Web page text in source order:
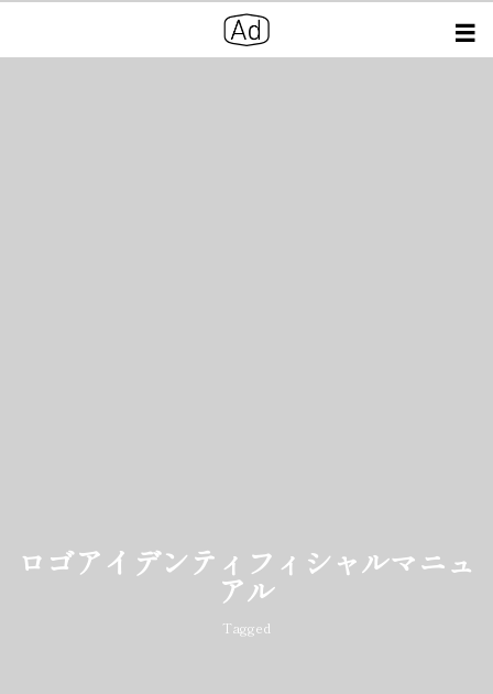
ロゴアイデンティフィシャルマニュ
アル
Tagged